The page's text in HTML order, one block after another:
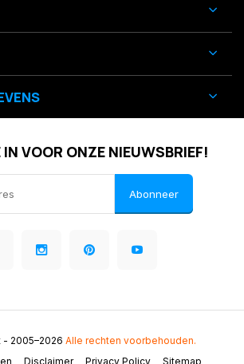
VOOR ONZE NIEUWSBRIEF!
Abonneer
Disclaimer Privacy Policy Sitemap
- 2005–2026 Alle rechten voorbehouden.